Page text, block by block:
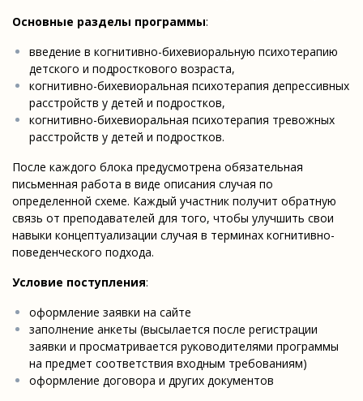
Основные разделы программы:
введение в когнитивно-бихевиоральную психотерапию
детского и подросткового возраста,
когнитивно-бихевиоральная психотерапия депрессивных
расстройств у детей и подростков,
когнитивно-бихевиоральная психотерапия тревожных
расстройств у детей и подростков.
После каждого блока предусмотрена обязательная
письменная работа в виде описания случая по
определенной схеме. Каждый участник получит обратную
связь от преподавателей для того, чтобы улучшить свои
навыки концептуализации случая в терминах когнитивно-
поведенческого подхода.
Условие поступления:
оформление заявки на сайте
заполнение анкеты (высылается после регистрации
заявки и просматривается руководителями программы
на предмет соответствия входным требованиям)
оформление договора и других документов